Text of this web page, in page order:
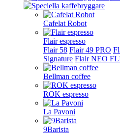
Cafelat Robot
Flair espresso
Flair 58 Flair 49 PRO
Signature Flair NEO
Bellman coffee
ROK espresso
La Pavoni
9Barista